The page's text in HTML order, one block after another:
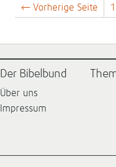
← Vorherige Seite 1
Der Bibelbund
Über uns
Impressum